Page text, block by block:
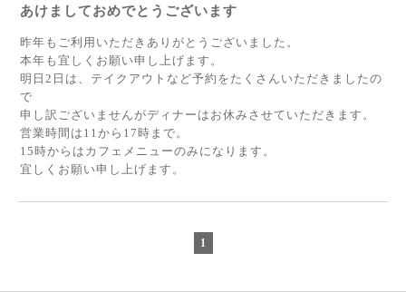
あけましておめでとうございます
昨年もご利用いただきありがとうございました。
本年も宜しくお願い申し上げます。
明日2日は、テイクアウトなど予約をたくさんいただきましたの
で
申し訳ございませんがディナーはお休みさせていただきます。
営業時間は11から17時まで。
15時からはカフェメニューのみになります。
宜しくお願い申し上げます。
1